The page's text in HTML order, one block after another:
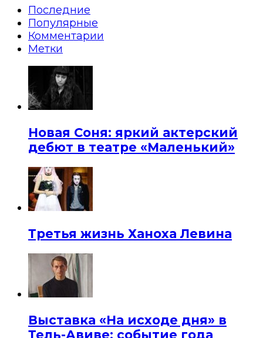
Последние
Популярные
Комментарии
Метки
Новая Соня: яркий актерский
дебют в театре «Маленький»
Третья жизнь Ханоха Левина
Выставка «На исходе дня» в
Тель-Авиве: событие года